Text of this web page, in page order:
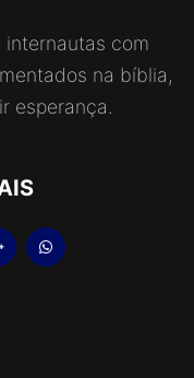
internautas com
na bíblia,
esperança.